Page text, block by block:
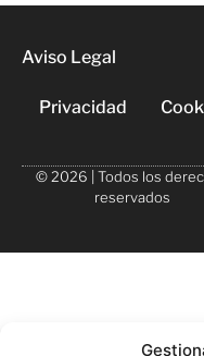
Aviso Legal
Privacidad
© 2026 | Todos los
reservados